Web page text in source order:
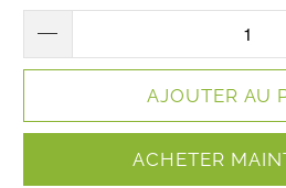
AJOUTER AU
ACHETER